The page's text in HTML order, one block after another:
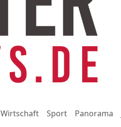
Wirtschaft Sport Panorama